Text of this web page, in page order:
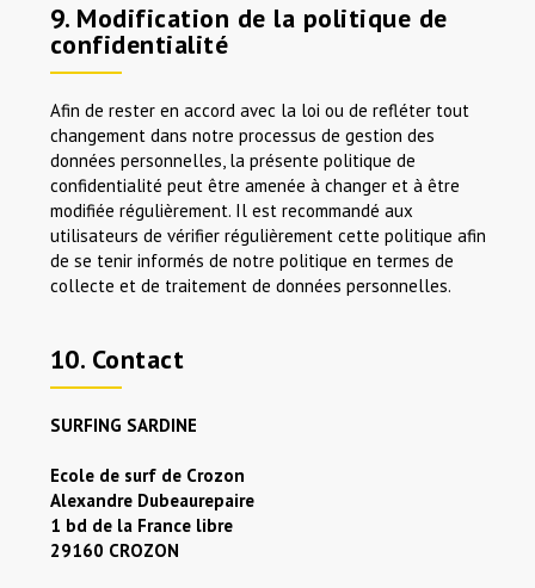
9. Modification de la politique de
confidentialité
Afin de rester en accord avec la loi ou de refléter tout
changement dans notre processus de gestion des
données personnelles, la présente politique de
confidentialité peut être amenée à changer et à être
modifiée régulièrement. Il est recommandé aux
utilisateurs de vérifier régulièrement cette politique afin
de se tenir informés de notre politique en termes de
collecte et de traitement de données personnelles.
10. Contact
SURFING SARDINE
Ecole de surf de Crozon
Alexandre Dubeaurepaire
1 bd de la France libre
29160 CROZON